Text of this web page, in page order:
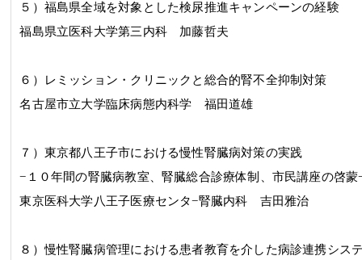
５）福島県全域を対象とした検尿推進キャンペーンの経験
福島県立医科大学第三内科 加藤哲夫
６）レミッション・クリニックと総合的腎不全抑制対策
名古屋市立大学臨床病態内科学 福田道雄
７）東京都八王子市における慢性腎臓病対策の実践
− １０年間の腎臓病教室、腎臓総合診療体制、市民講座の啓蒙
東京医科大学八王子医療センタ−腎臓内科 吉田雅治
８）慢性腎臓病管理における患者教育を介した病診連携シス